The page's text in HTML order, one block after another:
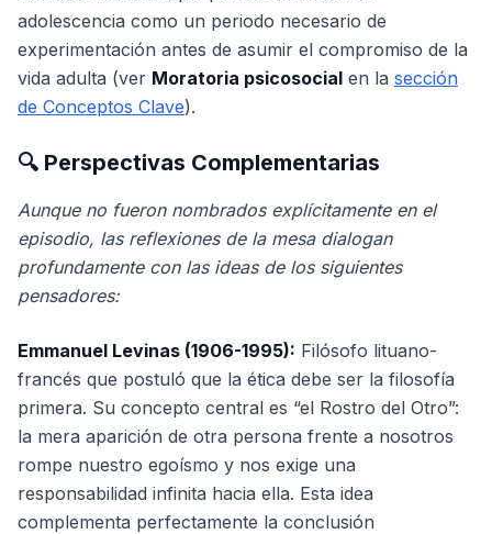
adolescencia como un periodo necesario de
experimentación antes de asumir el compromiso de la
vida adulta (ver Moratoria psicosocial en la sección
de Conceptos Clave).
🔍 Perspectivas Complementarias
Aunque no fueron nombrados explícitamente en el
episodio, las reflexiones de la mesa dialogan
profundamente con las ideas de los siguientes
pensadores:
Emmanuel Levinas (1906-1995): Filósofo lituano-
francés que postuló que la ética debe ser la filosofía
primera. Su concepto central es “el Rostro del Otro”:
la mera aparición de otra persona frente a nosotros
rompe nuestro egoísmo y nos exige una
responsabilidad infinita hacia ella. Esta idea
complementa perfectamente la conclusión